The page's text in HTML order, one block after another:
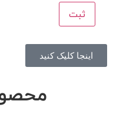
اینجا کلیک کنید